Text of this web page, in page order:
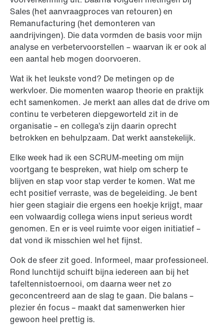
Sales (het aanvraagproces van retouren) en
Remanufacturing (het demonteren van
aandrijvingen). Die data vormden de basis voor mijn
analyse en verbetervoorstellen – waarvan ik er ook al
een aantal heb mogen doorvoeren.
Wat ik het leukste vond? De metingen op de
werkvloer. Die momenten waarop theorie en praktijk
echt samenkomen. Je merkt aan alles dat de drive om
continu te verbeteren diepgeworteld zit in de
organisatie – en collega’s zijn daarin oprecht
betrokken en behulpzaam. Dat werkt aanstekelijk.
Elke week had ik een SCRUM-meeting om mijn
voortgang te bespreken, wat hielp om scherp te
blijven en stap voor stap verder te komen. Wat me
echt positief verraste, was de begeleiding. Je bent
hier geen stagiair die ergens een hoekje krijgt, maar
een volwaardig collega wiens input serieus wordt
genomen. En er is veel ruimte voor eigen initiatief –
dat vond ik misschien wel het fijnst.
Ook de sfeer zit goed. Informeel, maar professioneel.
Rond lunchtijd schuift bijna iedereen aan bij het
tafeltennistoernooi, om daarna weer net zo
geconcentreerd aan de slag te gaan. Die balans –
plezier én focus – maakt dat samenwerken hier
gewoon heel prettig is.